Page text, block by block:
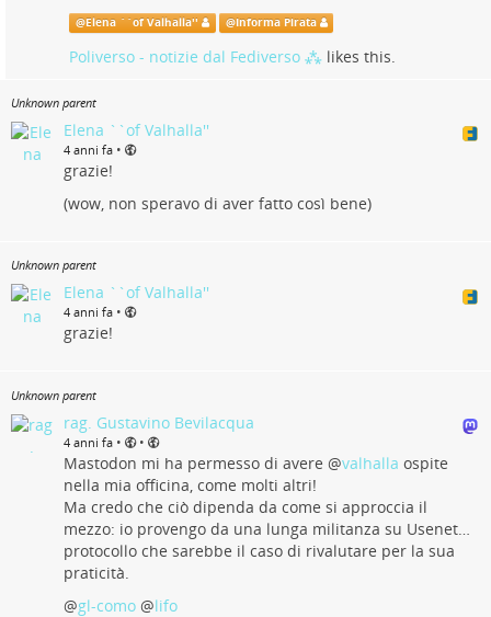
@Elena ``of Valhalla'' @Informa Pirata
Poliverso - notizie dal Fediverso ⁂ likes this.
Unknown parent
Elena ``of Valhalla''
4 anni fa •
grazie!
(wow, non speravo di aver fatto così bene)
Unknown parent
Elena ``of Valhalla''
4 anni fa •
grazie!
Unknown parent
rag. Gustavino Bevilacqua
4 anni fa • •
Mastodon mi ha permesso di avere @valhalla ospite
nella mia officina, come molti altri!
Ma credo che ciò dipenda da come si approccia il
mezzo: io provengo da una lunga militanza su Usenet…
protocollo che sarebbe il caso di rivalutare per la sua
praticità.
@gl-como @lifo